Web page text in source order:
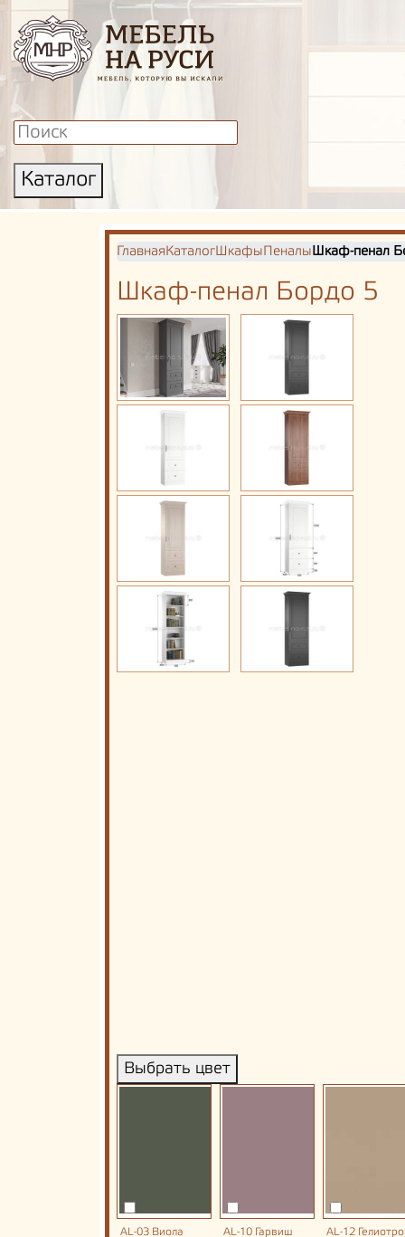
Каталог
ГлавнаяКаталогШкафыПеналыШкаф-пенал
Шкаф-пенал Бордо 5
Выбрать цвет
AL-03 Виола AL-10 Гарвиш AL-12